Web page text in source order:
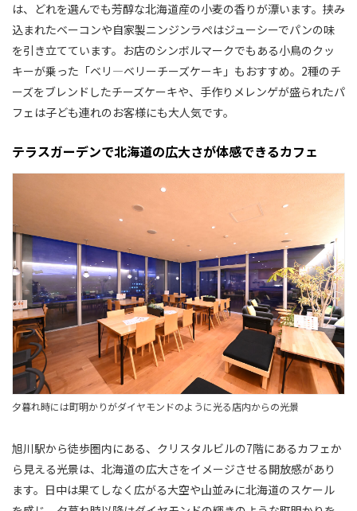
は、どれを選んでも芳醇な北海道産の小麦の香りが漂います。挟み
込まれたベーコンや自家製ニンジンラぺはジューシーでパンの味
を引き立てています。お店のシンボルマークでもある小鳥のクッ
キーが乗った「ベリ―ベリーチーズケーキ」もおすすめ。2種のチ
ーズをブレンドしたチーズケーキや、手作りメレンゲが盛られたパ
フェは子ども連れのお客様にも大人気です。
テラスガーデンで北海道の広大さが体感できるカフェ
夕暮れ時には町明かりがダイヤモンドのように光る店内からの光景
旭川駅から徒歩圏内にある、クリスタルビルの7階にあるカフェか
ら見える光景は、北海道の広大さをイメージさせる開放感があり
ます。日中は果てしなく広がる大空や山並みに北海道のスケール